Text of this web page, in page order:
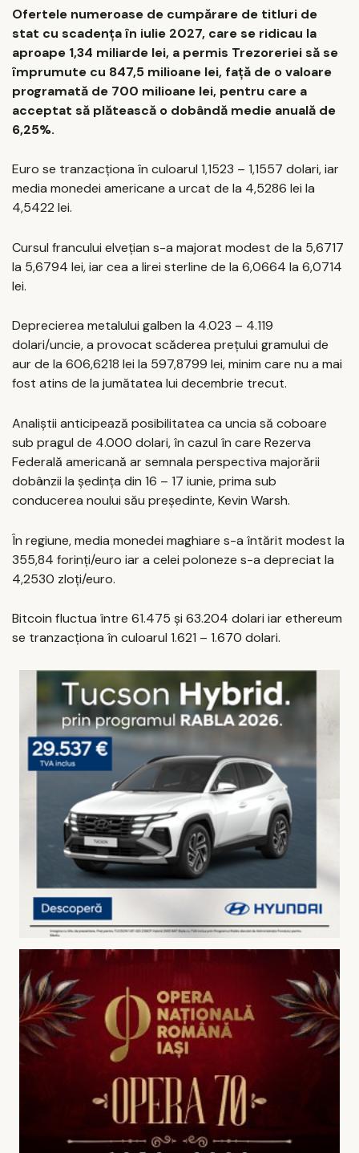
Ofertele numeroase de cumpărare de titluri de
stat cu scadența în iulie 2027, care se ridicau la
aproape 1,34 miliarde lei, a permis Trezoreriei să se
împrumute cu 847,5 milioane lei, față de o valoare
programată de 700 milioane lei, pentru care a
acceptat să plătească o dobândă medie anuală de
6,25%.
Euro se tranzacționa în culoarul 1,1523 – 1,1557 dolari, iar
media monedei americane a urcat de la 4,5286 lei la
4,5422 lei.
Cursul francului elvețian s-a majorat modest de la 5,6717
la 5,6794 lei, iar cea a lirei sterline de la 6,0664 la 6,0714
lei.
Deprecierea metalului galben la 4.023 – 4.119
dolari/uncie, a provocat scăderea prețului gramului de
aur de la 606,6218 lei la 597,8799 lei, minim care nu a mai
fost atins de la jumătatea lui decembrie trecut.
Analiștii anticipează posibilitatea ca uncia să coboare
sub pragul de 4.000 dolari, în cazul în care Rezerva
Federală americană ar semnala perspectiva majorării
dobânzii la ședința din 16 – 17 iunie, prima sub
conducerea noului său președinte, Kevin Warsh.
În regiune, media monedei maghiare s-a întărit modest la
355,84 forinți/euro iar a celei poloneze s-a depreciat la
4,2530 zloți/euro.
Bitcoin fluctua între 61.475 și 63.204 dolari iar ethereum
se tranzacționa în culoarul 1.621 – 1.670 dolari.